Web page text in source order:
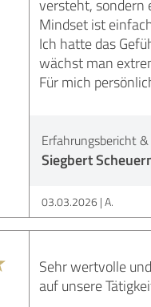
versteht, sondern
Mindset ist
Ich hatte das
wächst man
Für mich
Erfahrungsbericht
Siegbert
03.03.2026 A.
Sehr wertvolle
auf unsere